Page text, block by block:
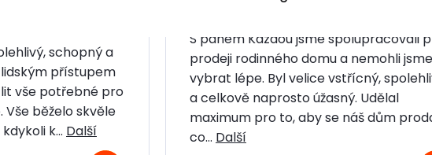
schopný a
přístupem
vše potřebné pro
běželo skvěle
k... Další
S panem Kazdou jsme spolupracovali
prodeji rodinného domu a nemohli
vybrat lépe. Byl velice vstřícný,
a celkově naprosto úžasný. Udělal
maximum pro to, aby se náš dům
co... Další